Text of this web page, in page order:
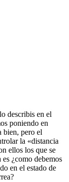
describis en el
poniendo en
bien, pero el
la «distancia
ellos los que se
¿como debemos
en el estado de